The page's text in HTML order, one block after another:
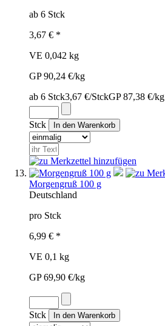
ab 6 Stck
3,67 € *
VE 0,042 kg
GP 90,24 €/kg
ab 6 Stck3,67 €/StckGP 87,38 €/kg
Stck
Morgengruß 100 g
Deutschland
pro Stck
6,99 € *
VE 0,1 kg
GP 69,90 €/kg
Stck